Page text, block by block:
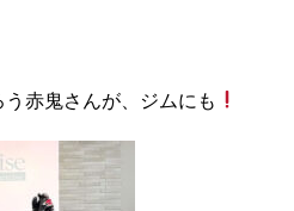
赤鬼さんが、ジムにも